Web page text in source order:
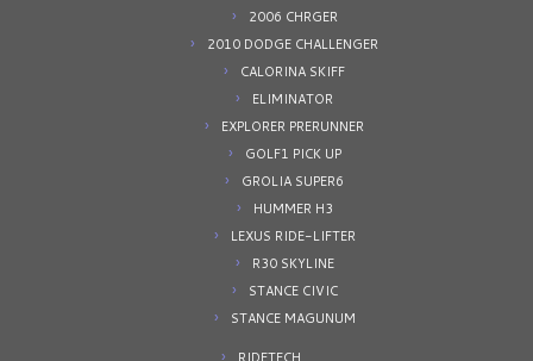
2006 CHRGER
2010 DODGE CHALLENGER
CALORINA SKIFF
ELIMINATOR
EXPLORER PRERUNNER
GOLF1 PICK UP
GROLIA SUPER6
HUMMER H3
LEXUS RIDE-LIFTER
R30 SKYLINE
STANCE CIVIC
STANCE MAGUNUM